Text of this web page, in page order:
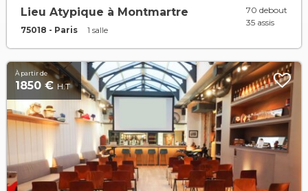
Lieu Atypique à Montmartre
75018 - Paris 1 salle
70 debout
35 assis
À partir de
1850 €H.T